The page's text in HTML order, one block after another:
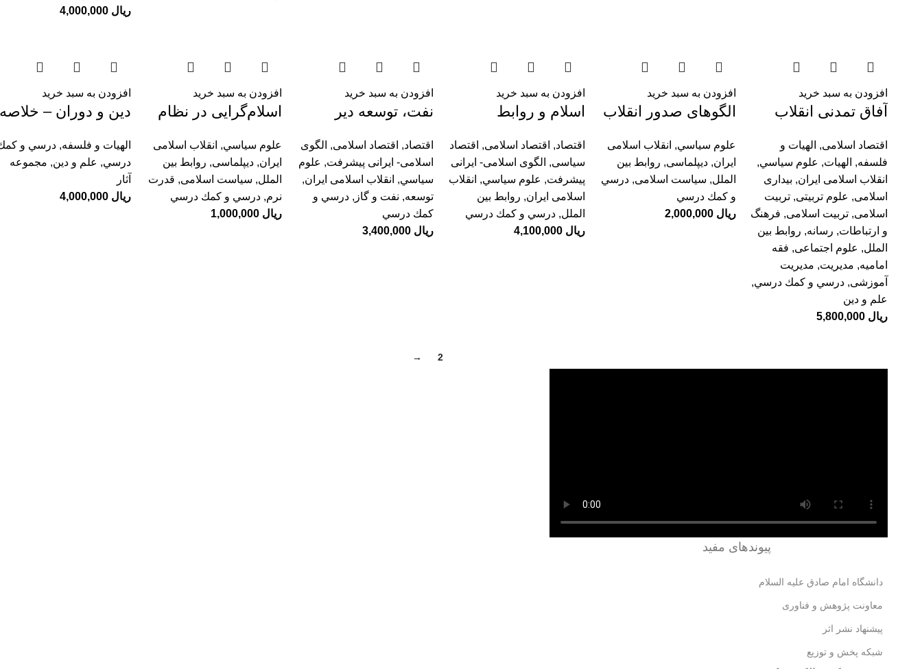
ریال 4,000,000
افزودن به سبد خرید
آفاق تمدنی انقلاب
اقتصاد اسلامی, الهیات و
فلسفه, الهيات, علوم سياسي,
انقلاب اسلامی ایران, بیداری
اسلامی, علوم تربیتی, تربیت
اسلامی, تربیت اسلامی, فرهنگ
و ارتباطات, رسانه, روابط بین
الملل, علوم اجتماعی, فقه
امامیه, مديريت, مدیریت
آموزشی, درسي و كمك درسي,
علم و دین
ریال
افزودن به سبد خرید
الگوهای صدور انقلاب
جمهوری اسلامی
ایران
علوم سياسي, انقلاب اسلامی
ایران, دیپلماسی, روابط بین
الملل, سیاست اسلامی, درسي
و كمك درسي
ریال
افزودن به سبد خرید
اسلام و روابط
چارچوب‌های نظری،
موضوعی و تحلیلی
اقتصاد, اقتصاد اسلامی, اقتصاد
سیاسی, الگوی اسلامی- ایرانی
پیشرفت, علوم سياسي, انقلاب
اسلامی ایران, روابط بین
الملل,درسي و كمك درسي
ریال 4,100,000
افزودن به سبد خرید
نفت، توسعه دیر
اقتصاد, اقتصاد اسلامی, الگوی
اسلامی- ایرانی پیشرفت, علوم
سياسي, انقلاب اسلامی ایران,
توسعه, نفت و گاز , درسي و
كمك درسي
ریال
افزودن به سبد خرید
اسلام‌گرایی در نظام
و رویکرد‌ها
علوم سياسي, انقلاب اسلامی
ایران, دیپلماسی, روابط بین
الملل, سیاست اسلامی, قدرت
نرم, درسي و كمك درسي
ریال
افزودن به سبد خرید
دين و دوران –
مرتضي مطهري
الهیات و فلسفه,درسي و
درسي, علم و دین, مجموعه
آثار
ریال 4,000,000
2
→
پیوندهای مفید
دانشگاه امام صادق علیه السلام
معاونت پژوهش و فناوری
پیشنهاد نشر اثر
شبکه پخش و توزیع